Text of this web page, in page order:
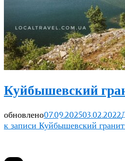
Куйбышевский
обновлено07.09.202503.02.2022
к записи Куйбышевский